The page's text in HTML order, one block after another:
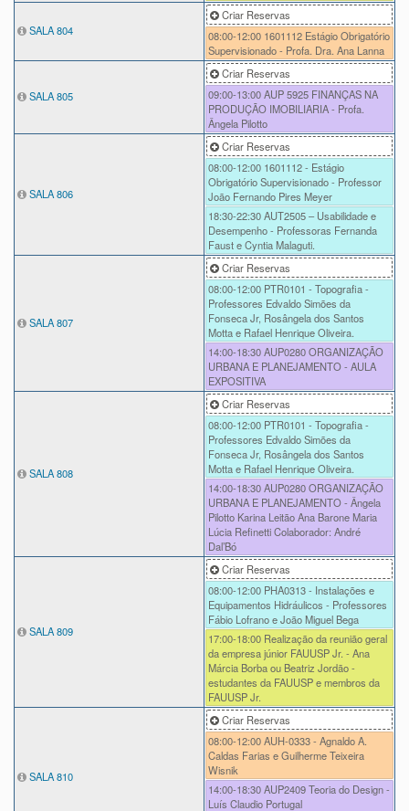
SALA 804
Criar Reservas
08:00-12:00 1601112 Estágio Obrigatório
Supervisionado - Profa. Dra. Ana Lanna
SALA 805
Criar Reservas
09:00-13:00AUP 5925 FINANÇAS NA
PRODUÇÃO IMOBILIARIA - Profa.
Ângela Pilotto
SALA 806
Criar Reservas
08:00-12:00 1601112 - Estágio
Obrigatório Supervisionado - Professor
João Fernando Pires Meyer
18:30-22:30AUT2505 – Usabilidade e
Desempenho - Professoras Fernanda
Faust e Cyntia Malaguti.
SALA 807
Criar Reservas
08:00-12:00 PTR0101 - Topografia -
Professores Edvaldo Simões da
Fonseca Jr, Rosângela dos Santos
Motta e Rafael Henrique Oliveira.
14:00-18:30AUP0280 ORGANIZAÇÃO
URBANA E PLANEJAMENTO - AULA
EXPOSITIVA
SALA 808
Criar Reservas
08:00-12:00 PTR0101 - Topografia -
Professores Edvaldo Simões da
Fonseca Jr, Rosângela dos Santos
Motta e Rafael Henrique Oliveira.
14:00-18:30AUP0280 ORGANIZAÇÃO
URBANA E PLANEJAMENTO - Ângela
Pilotto Karina Leitão Ana Barone Maria
Lúcia Refinetti Colaborador: André
Dal’Bó
SALA 809
Criar Reservas
08:00-12:00 PHA0313 - Instalações e
Equipamentos Hidráulicos - Professores
Fábio Lofrano e João Miguel Bega
17:00-18:00 Realização da reunião geral
da empresa júnior FAUUSP Jr. - Ana
Márcia Borba ou Beatriz Jordão -
estudantes da FAUUSP e membros da
FAUUSP Jr.
SALA 810
Criar Reservas
08:00-12:00AUH-0333 - Agnaldo A.
Caldas Farias e Guilherme Teixeira
Wisnik
14:00-18:30AUP2409 Teoria do Design -
Luís Claudio Portugal